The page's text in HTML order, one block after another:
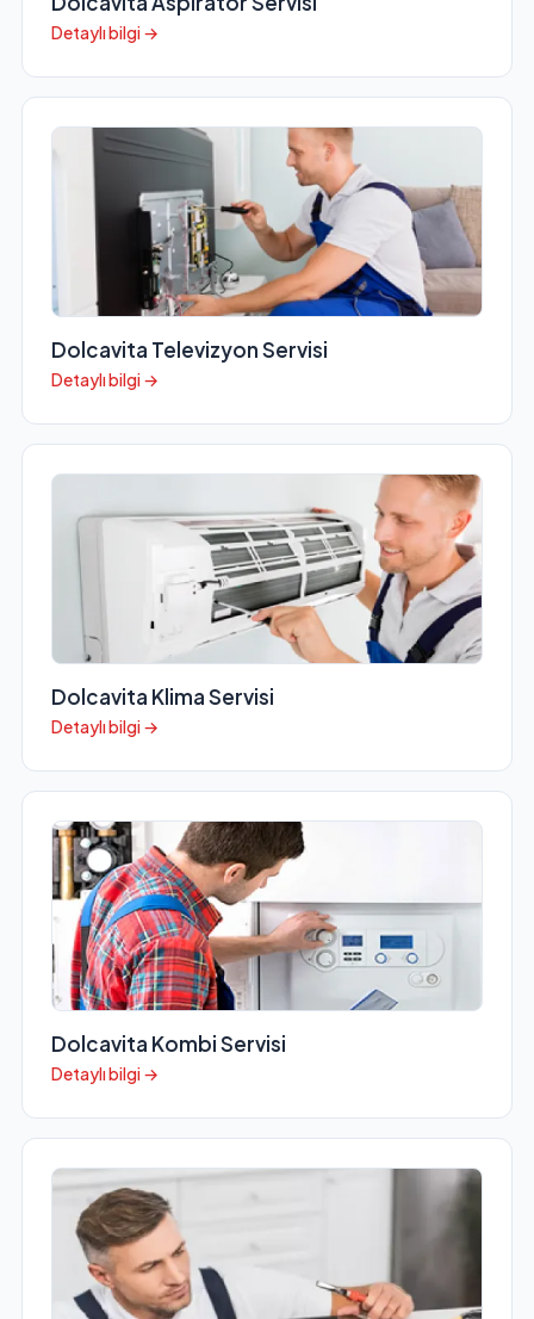
Detaylı bilgi →
Dolcavita Televizyon Servisi
Detaylı bilgi →
Dolcavita Klima Servisi
Detaylı bilgi →
Dolcavita Kombi Servisi
Detaylı bilgi →